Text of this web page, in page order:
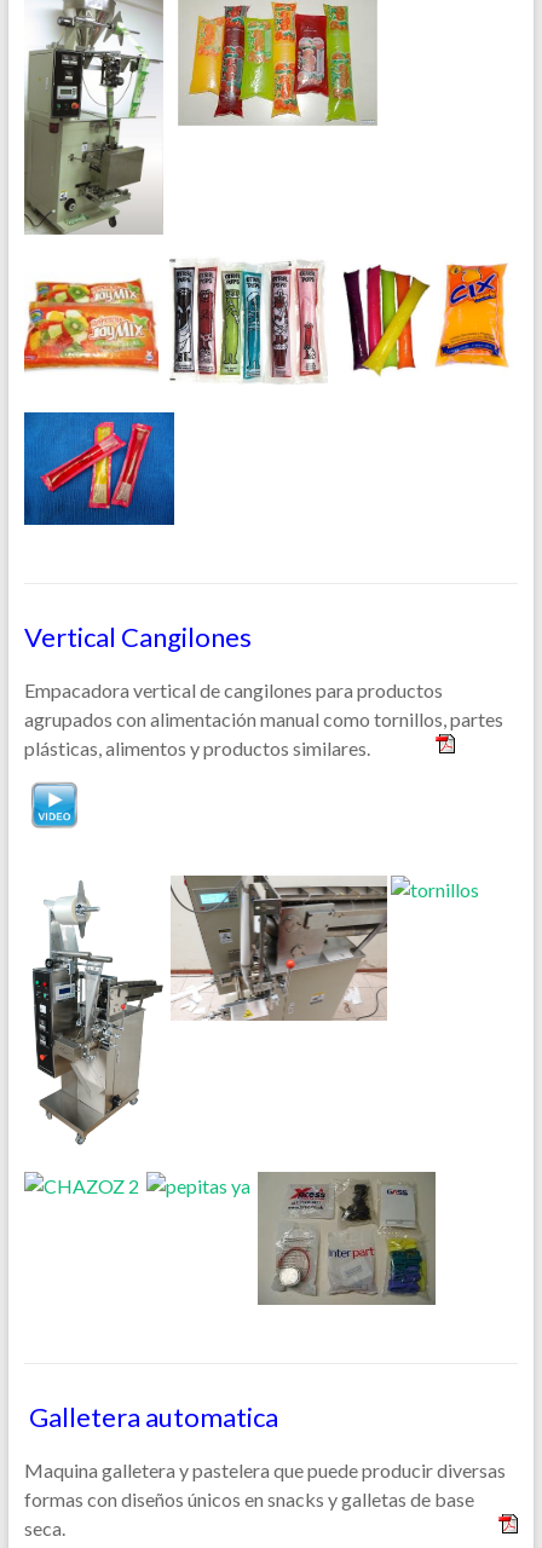
Vertical Cangilones
Empacadora vertical de cangilones para productos
agrupados con alimentación manual como tornillos, partes
plásticas, alimentos y productos similares.
Galletera automatica
Maquina galletera y pastelera que puede producir diversas
formas con diseños únicos en snacks y galletas de base
seca.